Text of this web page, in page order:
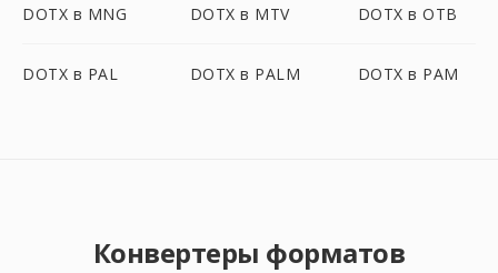
DOTX в MNG DOTX в MTV DOTX в OTB
DOTX в PAL DOTX в PALM DOTX в PAM
Конвертеры форматов